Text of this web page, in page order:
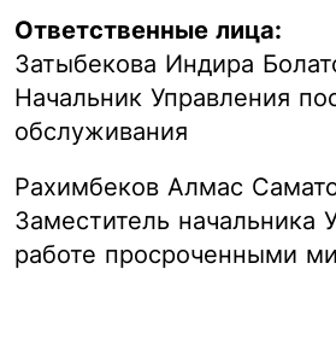
Ответственные лица:
Затыбекова Индира
Начальник Управления
обслуживания
Рахимбеков Алмас
Заместитель начальника
работе просроченными